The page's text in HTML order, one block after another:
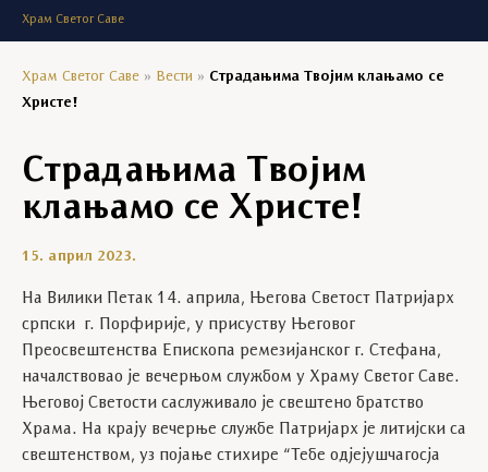
Храм Светог Саве
Храм Светог Саве » Вести » Страдањима Твојим клањамо се
Христе!
Страдањима Твојим
клањамо се Христе!
15. април 2023.
На Вилики Петак 14. априла, Његова Светост Патријарх
српски г. Порфирије, у присуству Његовог
Преосвештенства Епископа ремезијанског г. Стефана,
началствовао је вечерњом службом у Храму Светог Саве.
Његовој Светости саслуживало је свештено братство
Храма. На крају вечерње службе Патријарх је литијски са
свештенством, уз појање стихире “Тебе одјејушчагосја